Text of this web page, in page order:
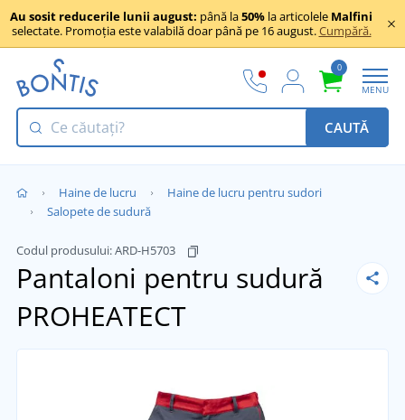
Au sosit reducerile lunii august: până la50% la articolele Malfini
selectate. Promoția este valabilă doar până pe 16 august.Cumpără.
0
MENU
CAUTĂ
Haine de lucru
Haine de lucru pentru sudori
Salopete de sudură
Codul produsului:ARD-H5703
Pantaloni pentru sudură
PROHEATECT